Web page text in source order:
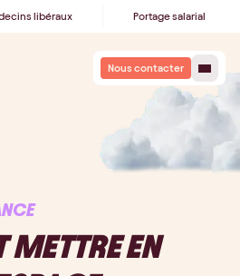
libéraux Portage salarial
Nous contacter
EN